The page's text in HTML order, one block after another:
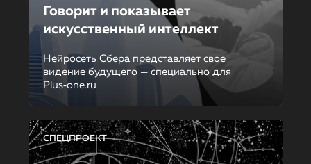
Говорит и показывает
искусственный интеллект
Нейросеть Сбера представляет свое
видение будущего — специально для
Plus‑one.ru
СПЕЦПРОЕКТ